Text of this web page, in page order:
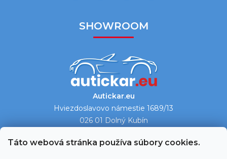
Táto webová stránka používa súbory cookies.
SHOWROOM
Autickar.eu
Hviezdoslavovo námestie 1689/13
026 01 Dolný Kubín
Ukázať na mape →